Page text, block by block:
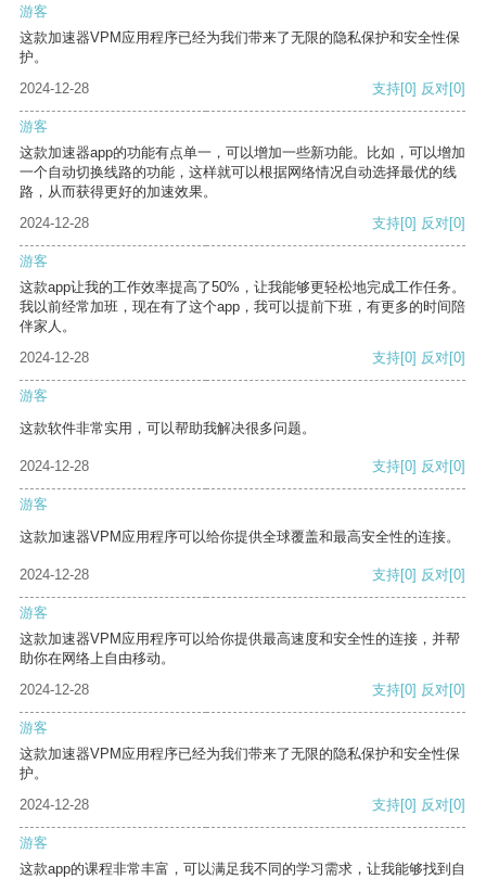
游客
这款加速器VPM应用程序已经为我们带来了无限的隐私保护和安全性保
护。
2024-12-28
支持[0] 反对[0]
游客
这款加速器app的功能有点单一，可以增加一些新功能。比如，可以增加
一个自动切换线路的功能，这样就可以根据网络情况自动选择最优的线
路，从而获得更好的加速效果。
2024-12-28
支持[0] 反对[0]
游客
这款app让我的工作效率提高了50%，让我能够更轻松地完成工作任务。
我以前经常加班，现在有了这个app，我可以提前下班，有更多的时间陪
伴家人。
2024-12-28
支持[0] 反对[0]
游客
这款软件非常实用，可以帮助我解决很多问题。
2024-12-28 支持[0] 反对[0]
游客
这款加速器VPM应用程序可以给你提供全球覆盖和最高安全性的连接。
2024-12-28 支持[0] 反对[0]
游客
这款加速器VPM应用程序可以给你提供最高速度和安全性的连接，并帮
助你在网络上自由移动。
2024-12-28
支持[0] 反对[0]
游客
这款加速器VPM应用程序已经为我们带来了无限的隐私保护和安全性保
护。
2024-12-28
支持[0] 反对[0]
游客
这款app的课程非常丰富，可以满足我不同的学习需求，让我能够找到自